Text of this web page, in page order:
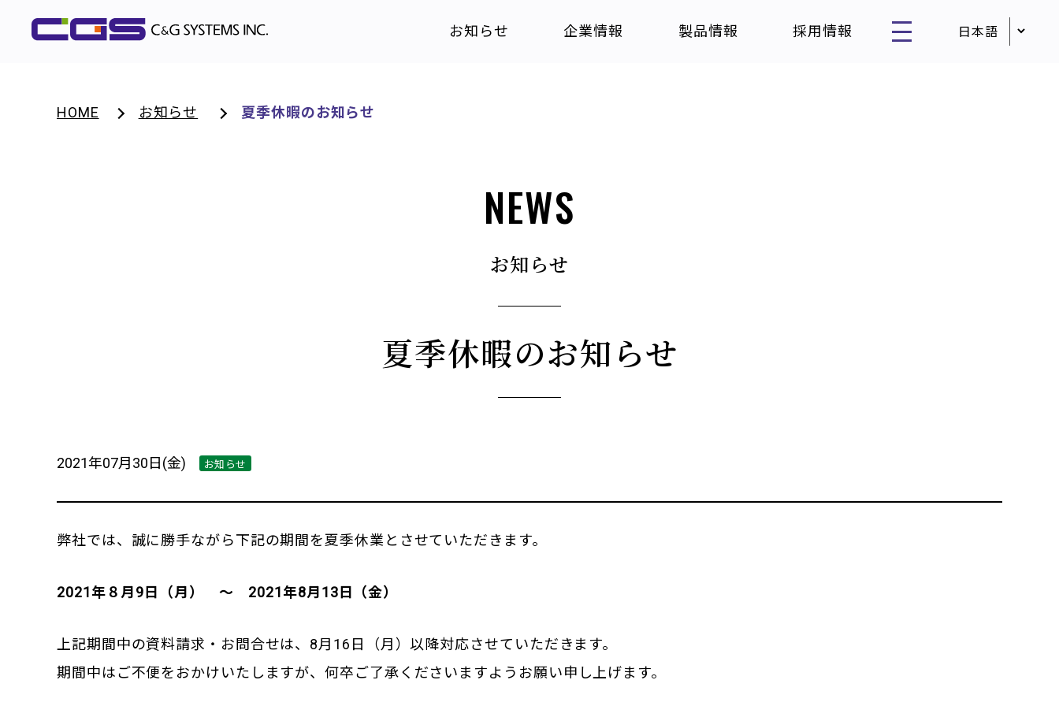
お知らせ 企業情報 製品情報 採用情報
HOME お知らせ 夏季休暇のお知らせ
NEWS
お知らせ
夏季休暇のお知らせ
2021年07月30日(金) お知らせ
弊社では、誠に勝手ながら下記の期間を夏季休業とさせていただきます。
2021年８月9日（月） ～ 2021年8月13日（金）
上記期間中の資料請求・お問合せは、8月16日（月）以降対応させていただきます。
期間中はご不便をおかけいたしますが、何卒ご了承くださいますようお願い申し上げます。